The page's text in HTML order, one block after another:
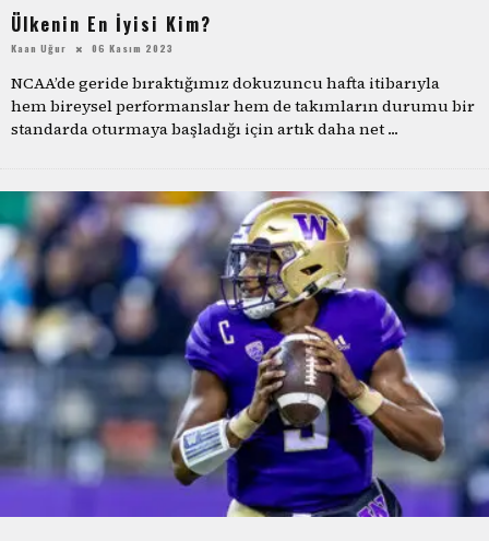
Ülkenin En İyisi Kim?
Kaan Uğur 06 Kasım 2023
NCAA’de geride bıraktığımız dokuzuncu hafta itibarıyla
hem bireysel performanslar hem de takımların durumu bir
standarda oturmaya başladığı için artık daha net ...